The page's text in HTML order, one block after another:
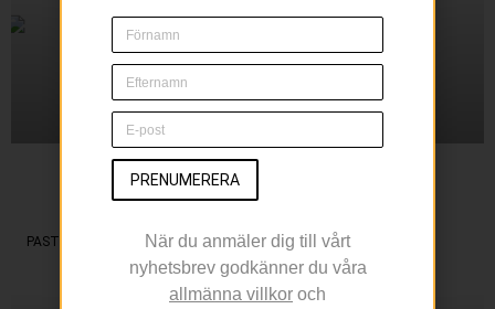
Två smakrika kycklingnyheter
I årets grillsortiment
PASTA
PRENUMERERA
När du anmäler dig till vårt
nyhetsbrev godkänner du våra
allmänna villkor och